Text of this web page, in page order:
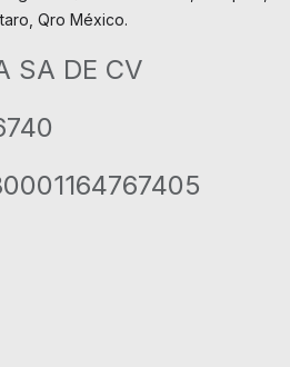
Qro México.
SA DE CV